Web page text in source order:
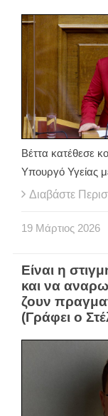
Βέττα κατέθεσε
Υπουργό Υγείας
Διαβάστε
19 Μάρτιος 2026
Είναι η
και να
ζουν
(Γράφει ο